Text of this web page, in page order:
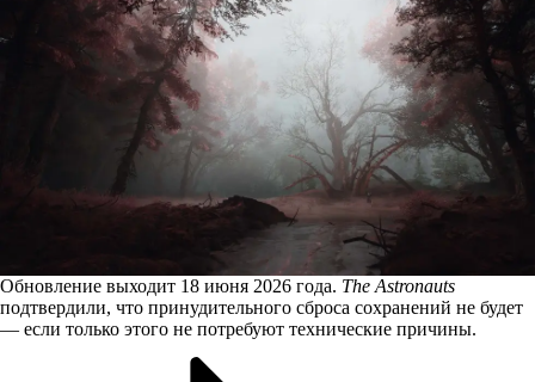
Обновление выходит 18 июня 2026 года. The Astronauts
подтвердили, что принудительного сброса сохранений не будет
— если только этого не потребуют технические причины.